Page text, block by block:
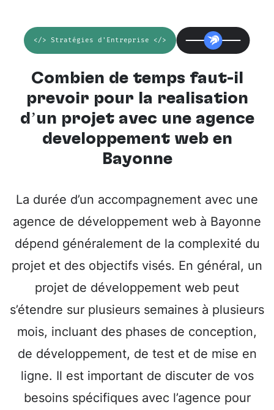
</> Stratégies d'Entreprise </>
Combien de temps faut-il
prévoir pour la réalisation
d’un projet avec une agence
développement web en
Bayonne
La durée d’un accompagnement avec une
agence de développement web à Bayonne
dépend généralement de la complexité du
projet et des objectifs visés. En général, un
projet de développement web peut
s’étendre sur plusieurs semaines à plusieurs
mois, incluant des phases de conception,
de développement, de test et de mise en
ligne. Il est important de discuter de vos
besoins spécifiques avec l’agence pour